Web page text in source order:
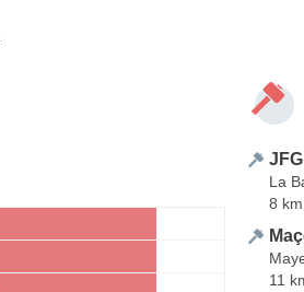
La
8 km
11